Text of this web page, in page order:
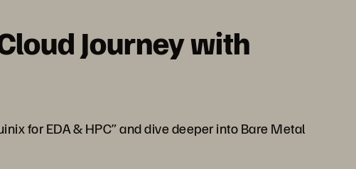
Journey with
for EDA & HPC” and dive deeper into Bare Metal